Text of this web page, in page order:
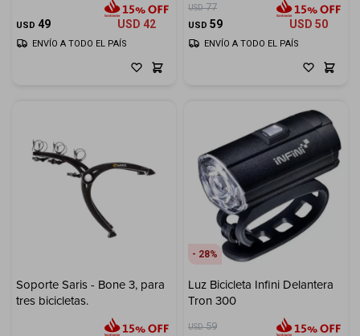
USD 49 USD 42
ENVÍO A TODO EL PAÍS
USD 77
USD 59 USD 50
ENVÍO A TODO EL PAÍS
Soporte Saris - Bone 3, para
tres bicicletas.
28
Luz Bicicleta Infini Delantera
Tron 300
USD 59